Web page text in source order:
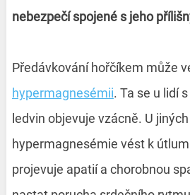
nebezpečí spojené s jeho
Předávkování hořčíkem může
hypermagnesémii. Ta se u lidí
ledvin objevuje vzácně. U
hypermagnesémie vést k
projevuje apatií a chorobnou